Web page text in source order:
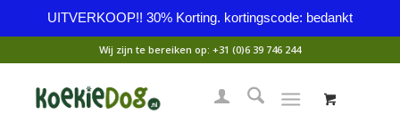
UITVERKOOP!! 30% Korting. kortingscode: bedankt
Wij zijn te bereiken op: +31 (0)6 39 746 244